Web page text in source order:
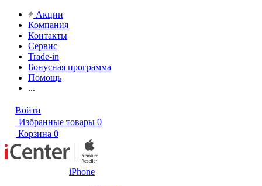
Акции
Компания
Контакты
Сервис
Trade-in
Бонусная программа
Помощь
...
Войти
Избранные товары 0
Корзина 0
iPhone